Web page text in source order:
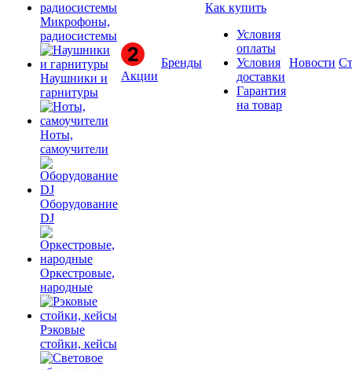
Микрофоны,
радиосистемы
Наушники и
гарнитуры
Ноты,
самоучители
Оборудование
DJ
Оркестровые,
народные
Рэковые
стойки, кейсы
Акции
Бренды
Как купить
Условия
оплаты
Условия
доставки
Гарантия
на товар
Новости